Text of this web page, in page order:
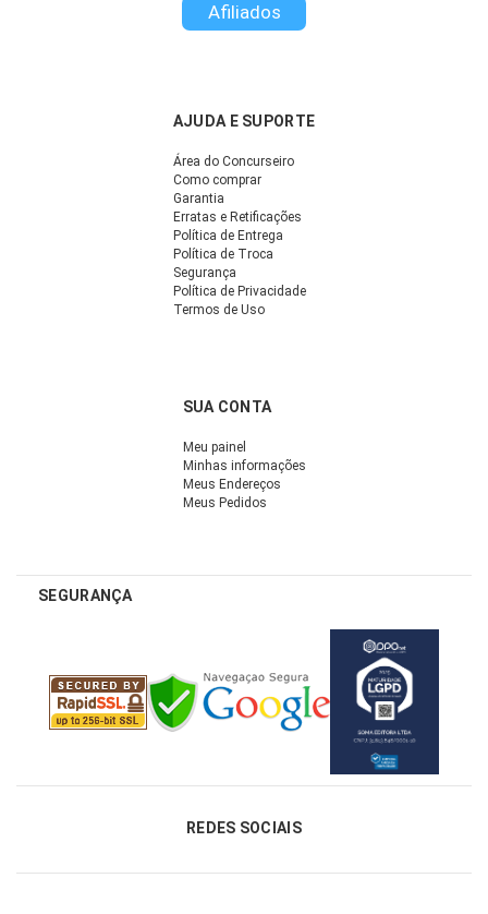
Afiliados
AJUDA E SUPORTE
Área do Concurseiro
Como comprar
Garantia
Erratas e Retificações
Política de Entrega
Política de Troca
Segurança
Política de Privacidade
Termos de Uso
SUA CONTA
Meu painel
Minhas informações
Meus Endereços
Meus Pedidos
SEGURANÇA
REDES SOCIAIS